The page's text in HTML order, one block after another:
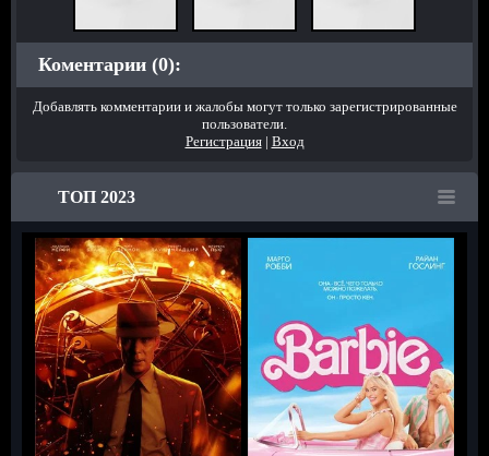
Коментарии (0):
Добавлять комментарии и жалобы могут только зарегистрированные
пользователи.
Регистрация| Вход
ТОП 2023